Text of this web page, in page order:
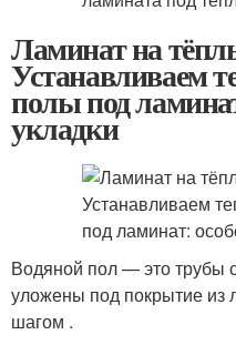
Ламинат на
Устанавливаем
полы под
укладки
Водяной пол — это трубы
уложены под покрытие из
шагом .